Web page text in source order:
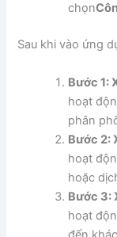
chọn
Sau khi vào ứng
Bước 1:
hoạt
phân
Bước 2:
hoạt
hoặc
Bước 3:
hoạt